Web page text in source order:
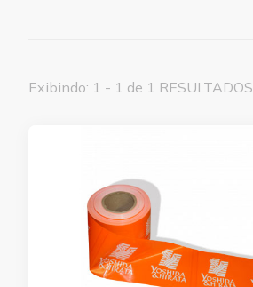
Exibindo: 1 - 1 de 1 RESULTADOS